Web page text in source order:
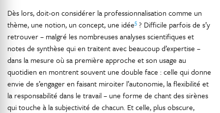
Dès lors, doit-on considérer la professionnalisation comme un
thème, une notion, un concept, une idée5 ? Difficile parfois de s’y
retrouver – malgré les nombreuses analyses scientifiques et
notes de synthèse qui en traitent avec beaucoup d’expertise –
dans la mesure où sa première approche et son usage au
quotidien en montrent souvent une double face : celle qui donne
envie de s’engager en faisant miroiter l’autonomie, la flexibilité et
la responsabilité dans le travail – une forme de chant des sirènes
qui touche à la subjectivité de chacun. Et celle, plus obscure,